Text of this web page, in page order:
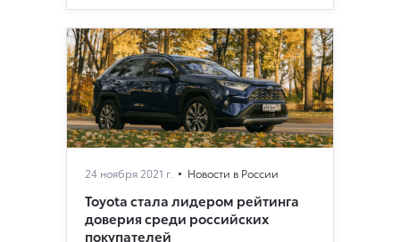
24 ноября 2021 г. Новости в России
Toyota стала лидером рейтинга
доверия среди российских
покупателей